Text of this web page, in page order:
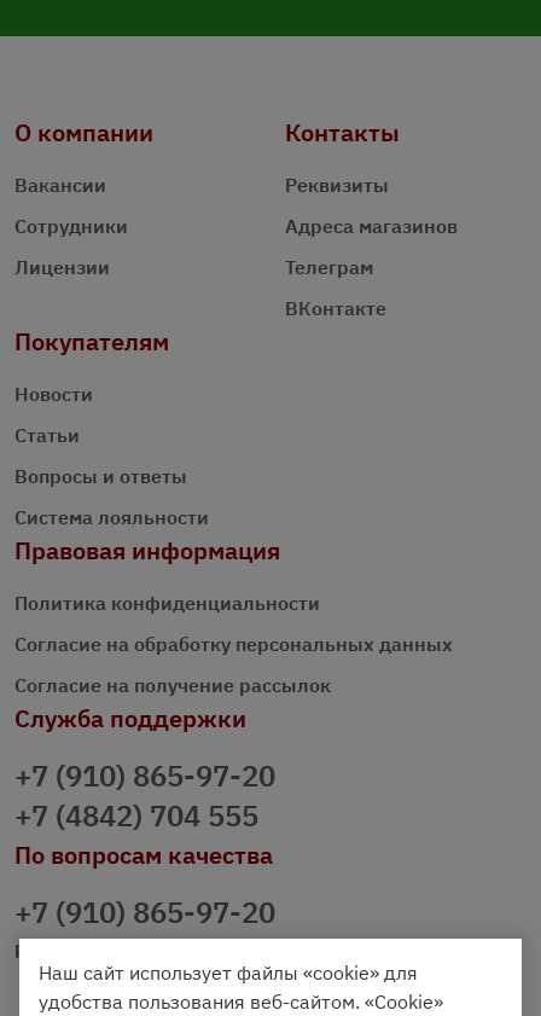
О компании
Вакансии
Сотрудники
Лицензии
Контакты
Реквизиты
Адреса магазинов
Телеграм
ВКонтакте
Покупателям
Новости
Статьи
Вопросы и ответы
Система лояльности
Правовая информация
Политика конфиденциальности
Согласие на обработку персональных данных
Согласие на получение рассылок
Служба поддержки
+7 (910) 865-97-20
+7 (4842) 704 555
По вопросам качества
+7 (910) 865-97-20
prazdnichniy40@palmi.ru
Наш сайт использует файлы «cookie» для
удобства пользования веб-сайтом. «Cookie»